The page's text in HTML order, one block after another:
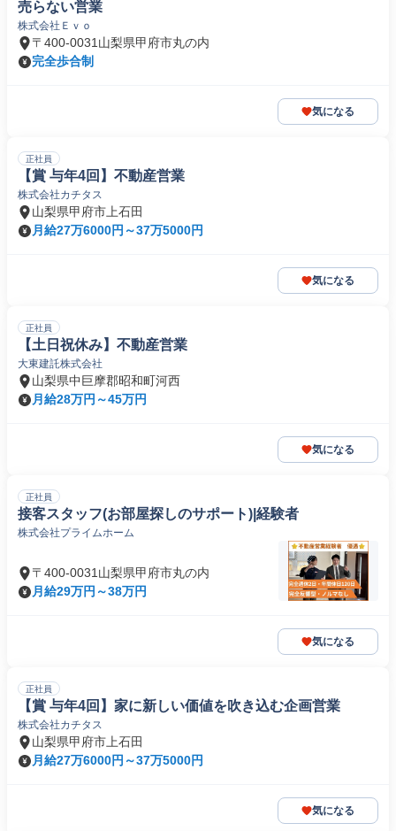
売らない営業
株式会社Ｅｖｏ
〒400-0031山梨県甲府市丸の内
完全歩合制
気になる
正社員
【賞 与年4回】不動産営業
株式会社カチタス
山梨県甲府市上石田
月給27万6000円～37万5000円
気になる
正社員
【土日祝休み】不動産営業
大東建託株式会社
山梨県中巨摩郡昭和町河西
月給28万円～45万円
気になる
正社員
接客スタッフ(お部屋探しのサポート)|経験者
株式会社プライムホーム
〒400-0031山梨県甲府市丸の内
月給29万円～38万円
気になる
正社員
【賞 与年4回】家に新しい価値を吹き込む企画営業
株式会社カチタス
山梨県甲府市上石田
月給27万6000円～37万5000円
気になる